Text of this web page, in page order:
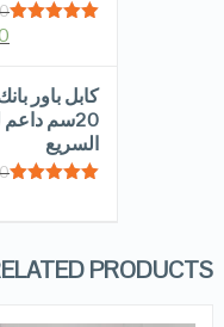
كابل باور
20سم
السريع
PRODUCTS